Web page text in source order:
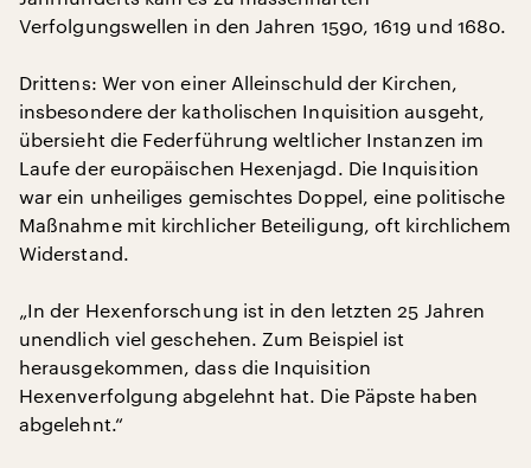
Verfolgungswellen in den Jahren 1590, 1619 und 1680.
Drittens: Wer von einer Alleinschuld der Kirchen,
insbesondere der katholischen Inquisition ausgeht,
übersieht die Federführung weltlicher Instanzen im
Laufe der europäischen Hexenjagd. Die Inquisition
war ein unheiliges gemischtes Doppel, eine politische
Maßnahme mit kirchlicher Beteiligung, oft kirchlichem
Widerstand.
„In der Hexenforschung ist in den letzten 25 Jahren
unendlich viel geschehen. Zum Beispiel ist
herausgekommen, dass die Inquisition
Hexenverfolgung abgelehnt hat. Die Päpste haben
abgelehnt.“